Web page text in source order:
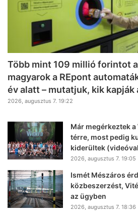
Több mint 109 millió forintot
magyarok a REpont
év alatt – mutatjuk, kik kapják
2026, augusztus 7. 19:22
Már megérkeztek
térre, most pedig
kiderültek
2026, augusztus 7. 19:05
Ismét Mészáros
közbeszerzést,
az ügyben
2026, augusztus 7. 18:36